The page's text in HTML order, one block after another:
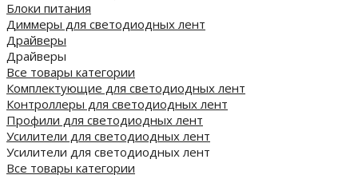
Блоки питания
Диммеры для светодиодных лент
Драйверы
Драйверы
Все товары категории
Комплектующие для светодиодных лент
Контроллеры для светодиодных лент
Профили для светодиодных лент
Усилители для светодиодных лент
Усилители для светодиодных лент
Все товары категории